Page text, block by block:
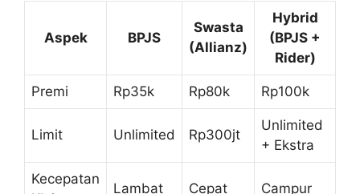
Aspek BPJS
Swasta
(Allianz)
Hybrid
(BPJS +
Rider)
Premi Rp35k Rp80k Rp100k
Limit Unlimited Rp300jt
Unlimited
+ Ekstra
Kecepatan
Lambat Cepat Campur